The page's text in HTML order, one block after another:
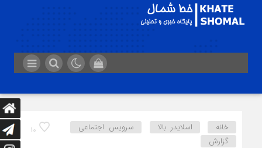
10 خانه اسلایدر بالا
سرویس اجتماعی
گزارش